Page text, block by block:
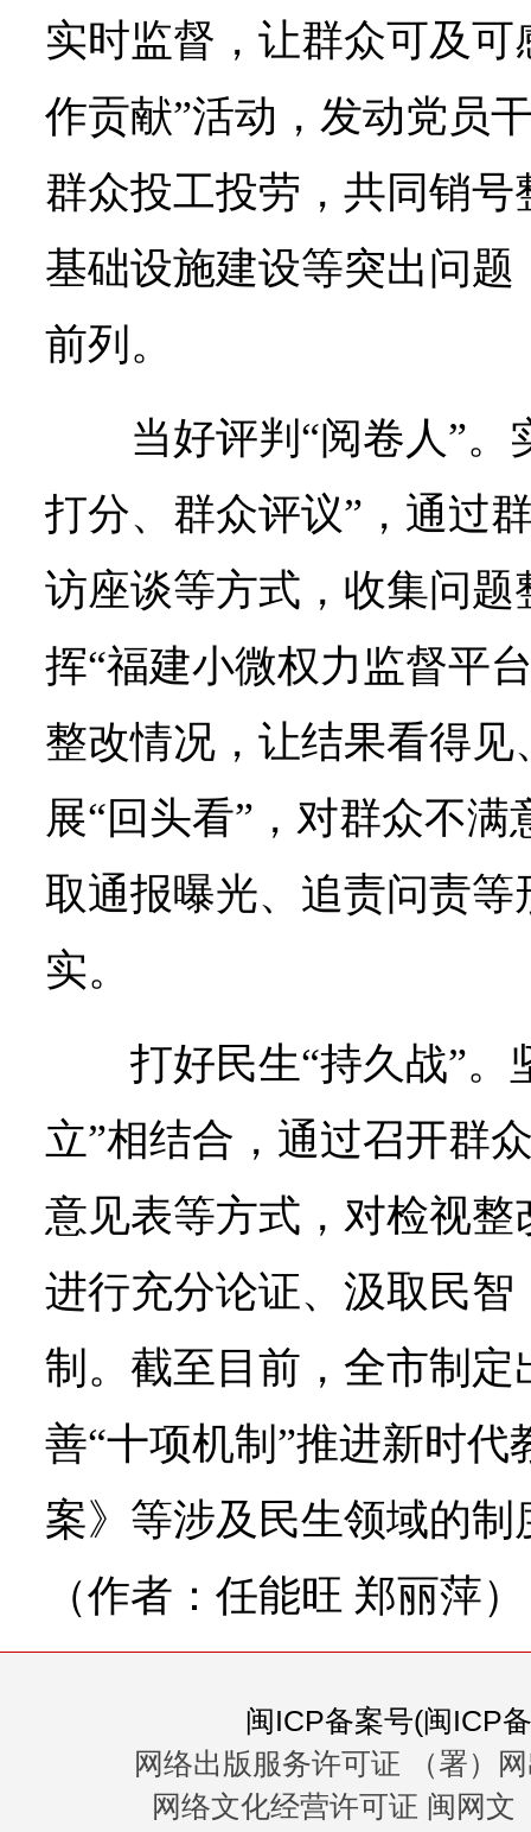
实时监督，让群众可及可
作贡献”活动，发动党员
群众投工投劳，共同销
基础设施建设等突出问
前列。
当好评判“阅卷人”
打分、群众评议”，通过
访座谈等方式，收集问
挥“福建小微权力监督平
整改情况，让结果看得
展“回头看”，对群众不
取通报曝光、追责问责
实。
打好民生“持久战”。
立”相结合，通过召开群
意见表等方式，对检视
进行充分论证、汲取民
制。截至目前，全市制
善“十项机制”推进新时
案》等涉及民生领域的制
（作者：任能旺 郑丽萍）
闽ICP备案号(闽ICP
网络出版服务许可证 （署）
网络文化经营许可证 闽网文